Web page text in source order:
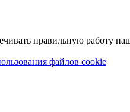
правильную работу
файлов cookie